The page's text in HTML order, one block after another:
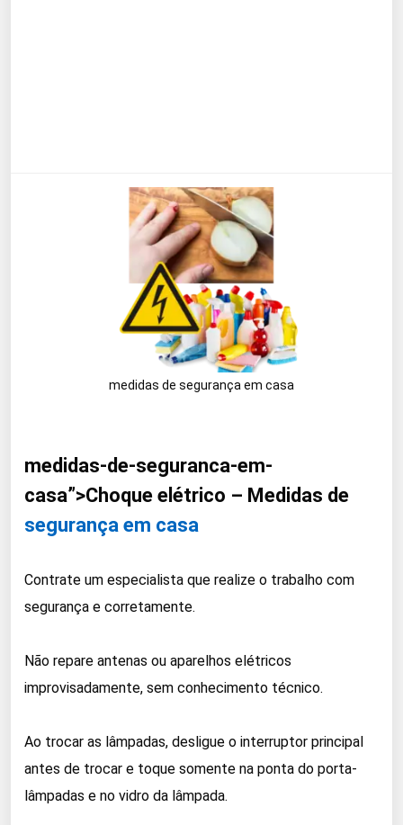
medidas de segurança em casa
medidas-de-seguranca-em-
casa”>Choque elétrico – Medidas de
segurança em casa
Contrate um especialista que realize o trabalho com
segurança e corretamente.
Não repare antenas ou aparelhos elétricos
improvisadamente, sem conhecimento técnico.
Ao trocar as lâmpadas, desligue o interruptor principal
antes de trocar e toque somente na ponta do porta-
lâmpadas e no vidro da lâmpada.